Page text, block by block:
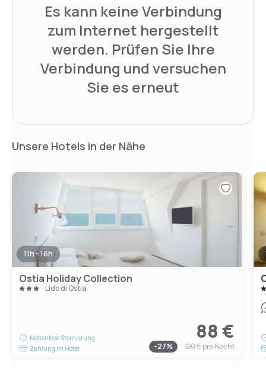
Es kann keine Verbindung
zum Internet hergestellt
werden. Prüfen Sie Ihre
Verbindung und versuchen
Sie es erneut
Unsere Hotels in der Nähe
11h - 16h
Ostia Holiday Collection
Lido di Ostia
Kostenlose Stornierung
Zahlung im Hotel
88 €
-27% 120 €pro Nacht